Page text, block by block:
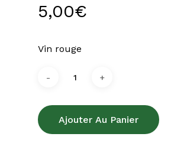
5,00€
Vin rouge
Ajouter Au Panier